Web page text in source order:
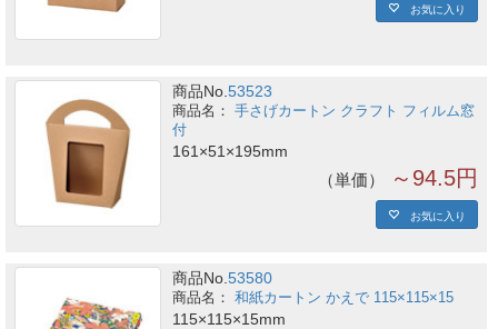
お気に入り
商品No.53523
手さげカートン クラフト フィルム窓
付
161×51×195mm
単価 ～94.5円
お気に入り
商品No.53580
和紙カートン かえで 115×115×15
115×115×15mm